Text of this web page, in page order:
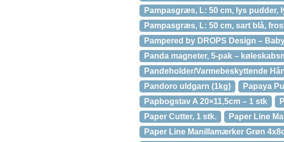
Pampasgræs, L: 50 cm, lys pudder,
Pampasgræs, L: 50 cm, sart blå,
Pampered by DROPS Design –
Panda magneter, 5-pak –
Pandeholder/Varmebeskyttende
Pandoro uldgarn (1kg)
Papaya
Papbogstav A 20×11,5cm – 1 stk
Paper Cutter, 1 stk.
Paper Line
Paper Line Manillamærker Grøn